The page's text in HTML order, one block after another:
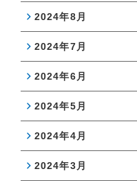
2024年8月
2024年7月
2024年6月
2024年5月
2024年4月
2024年3月